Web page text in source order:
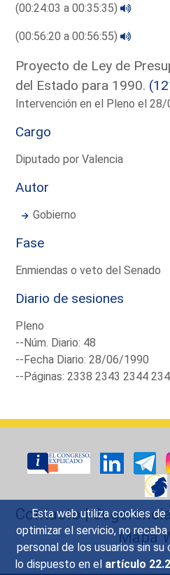
Esta web utiliza cookies de
optimizar el servicio, no
personal de los usuarios sin
lo dispuesto en el artículo
(00:24:03 a 00:35:35)
(00:56:20 a 00:56:55)
Proyecto de Ley de
del Estado para 1990.
Intervención en el Pleno el
Cargo
Diputado por Valencia
Autor
Gobierno
Fase
Enmiendas o veto del Senado
Diario de sesiones
Pleno
--Núm. Diario: 48
--Fecha Diario: 28/06/1990
--Páginas: 2338 2343 2344
Contacto|
Mapa